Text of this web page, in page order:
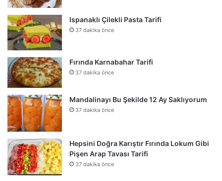
Ispanaklı Çilekli Pasta Tarifi
37 dakika önce
Fırında Karnabahar Tarifi
37 dakika önce
Mandalinayı Bu Şekilde 12 Ay Saklıyorum
37 dakika önce
Hepsini Doğra Karıştır Fırında Lokum Gibi
Pişen Arap Tavası Tarifi
37 dakika önce